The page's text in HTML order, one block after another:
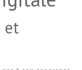
et